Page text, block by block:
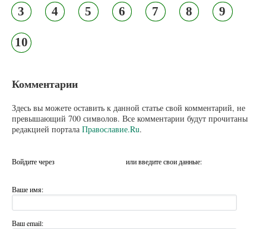
3 4 5 6 7 8 9
10
Комментарии
Здесь вы можете оставить к данной статье свой комментарий, не
превышающий 700 символов. Все комментарии будут прочитаны
редакцией портала Православие.Ru.
Войдите через или введите свои данные:
Ваше имя:
Ваш email: